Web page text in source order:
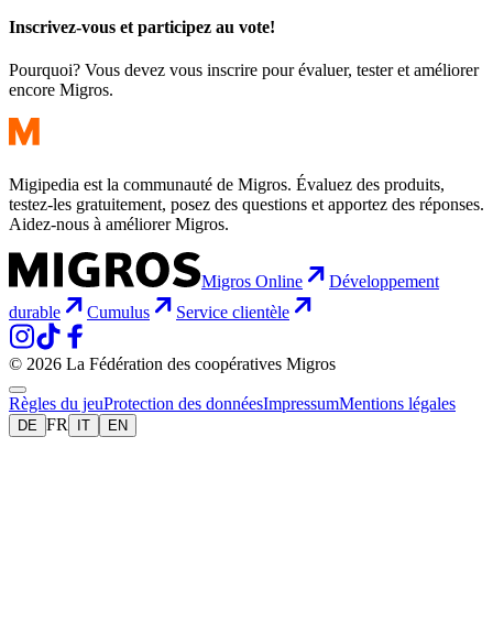
Inscrivez-vous et participez au vote!
Pourquoi? Vous devez vous inscrire pour évaluer, tester et améliorer
encore Migros.
Migipedia est la communauté de Migros. Évaluez des produits,
testez-les gratuitement, posez des questions et apportez des réponses.
Aidez-nous à améliorer Migros.
Migros Online
Développement
durable
Cumulus Service clientèle
© 2026 La Fédération des coopératives Migros
Règles du jeuProtection des donnéesImpressumMentions légales
DE FR IT EN